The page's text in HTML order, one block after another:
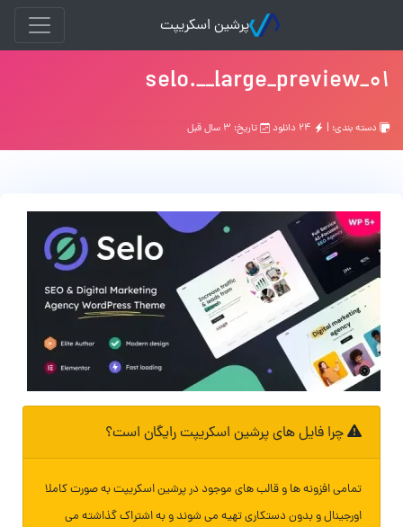
پرشین اسکریپت
01_selo.__large_preview
دسته بندی: | تاریخ: ۳ سال قبل
چرا فایل های پرشین اسکریپت رایگان است؟
تمامی افزونه ها و قالب های موجود در پرشین اسکریپت به صورت کاملا
اورجینال و بدون دستکاری تهیه می شوند و به اشتراک گذاشته می